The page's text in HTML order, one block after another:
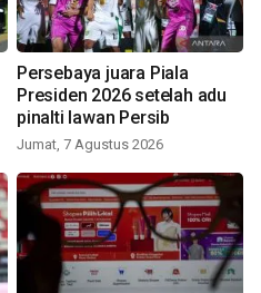
Persebaya juara Piala
Presiden 2026 setelah adu
pinalti lawan Persib
Jumat, 7 Agustus 2026